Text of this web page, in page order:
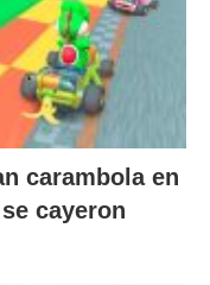
carambola en
cayeron